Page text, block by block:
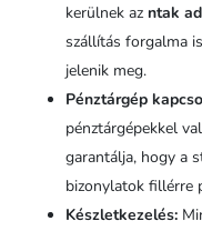
kerülnek az ntak
szállítás forgalma
jelenik meg.
Pénztárgép
pénztárgépekkel
garantálja, hogy a
bizonylatok fillérre
Készletkezelés: